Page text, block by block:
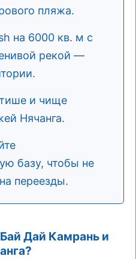
пляжа.
на 6000 кв. м с
рекой —
и чище
Нячанга.
базу, чтобы не
переезды.
Дай Камрань и